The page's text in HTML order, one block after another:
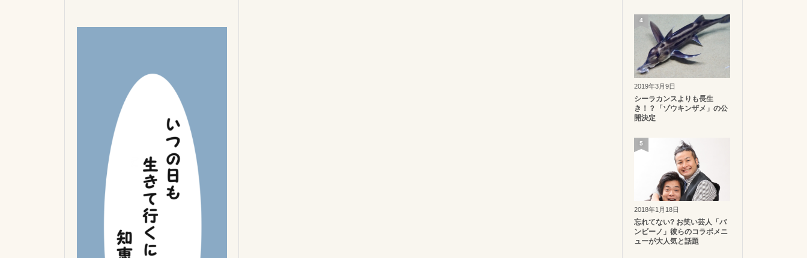
2019年3月9日
シーラカンスよりも長生
き！？「ゾウキンザメ」の公
開決定
4
2018年1月18日
忘れてない? お笑い芸人「バ
ンビーノ」彼らのコラボメニ
ューが大人気と話題
5